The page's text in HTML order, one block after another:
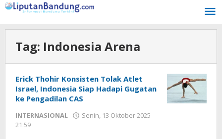
Lewati
konten
Tag: Indonesia Arena
Erick Thohir Konsisten Tolak Atlet
Israel, Indonesia Siap Hadapi Gugatan
ke Pengadilan CAS
INTERNASIONAL
Senin, 13 Oktober 2025
21:59